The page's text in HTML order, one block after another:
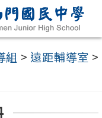
組 > 遠距輔導室 >